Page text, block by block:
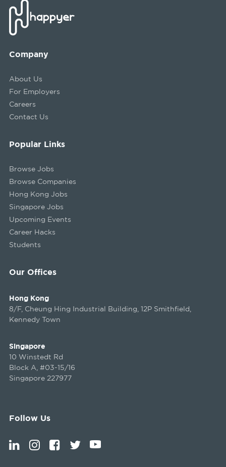
Company
About Us
For Employers
Careers
Contact Us
Our Offices
Hong Kong
8/F, Cheung Hing Industrial Building, 12P Smithfield,
Kennedy Town
Singapore
10 Winstedt Rd
Block A, #03-15/16
Singapore 227977
Popular Links
Browse Jobs
Browse Companies
Hong Kong Jobs
Singapore Jobs
Upcoming Events
Career Hacks
Students
Follow Us